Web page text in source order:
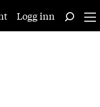
Logg inn